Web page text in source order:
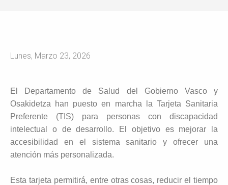
Lunes, Marzo 23, 2026
El Departamento de Salud del Gobierno Vasco y
Osakidetza han puesto en marcha la Tarjeta Sanitaria
Preferente (TIS) para personas con discapacidad
intelectual o de desarrollo. El objetivo es mejorar la
accesibilidad en el sistema sanitario y ofrecer una
atención más personalizada.
Esta tarjeta permitirá, entre otras cosas, reducir el tiempo